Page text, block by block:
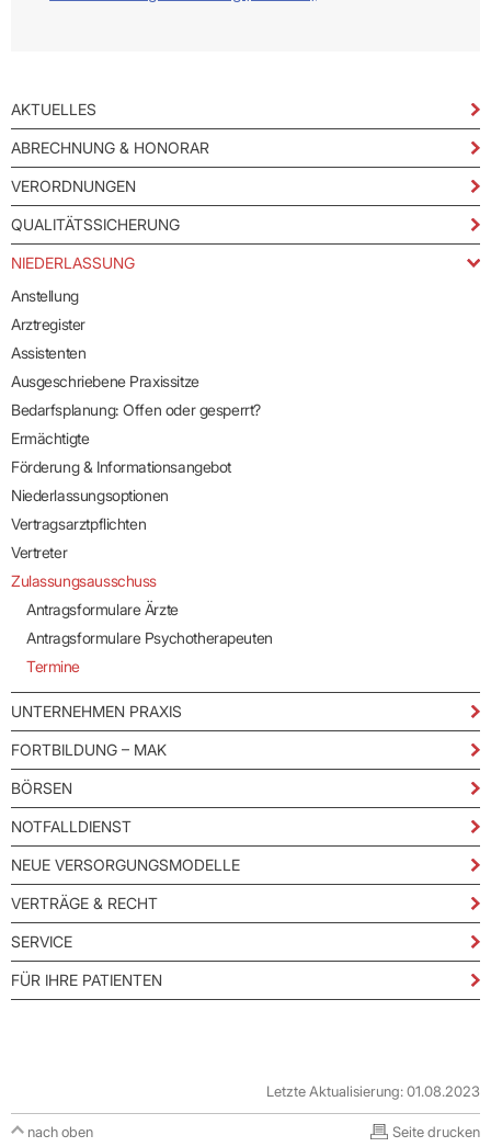
AKTUELLES
ABRECHNUNG & HONORAR
VERORDNUNGEN
QUALITÄTSSICHERUNG
NIEDERLASSUNG
Anstellung
Arztregister
Assistenten
Ausgeschriebene Praxissitze
Bedarfsplanung: Offen oder gesperrt?
Ermächtigte
Förderung & Informationsangebot
Niederlassungsoptionen
Vertragsarztpflichten
Vertreter
Zulassungsausschuss
Antragsformulare Ärzte
Antragsformulare Psychotherapeuten
Termine
UNTERNEHMEN PRAXIS
FORTBILDUNG – MAK
BÖRSEN
NOTFALLDIENST
NEUE VERSORGUNGSMODELLE
VERTRÄGE & RECHT
SERVICE
FÜR IHRE PATIENTEN
Letzte Aktualisierung: 01.08.2023
nach oben Seite drucken